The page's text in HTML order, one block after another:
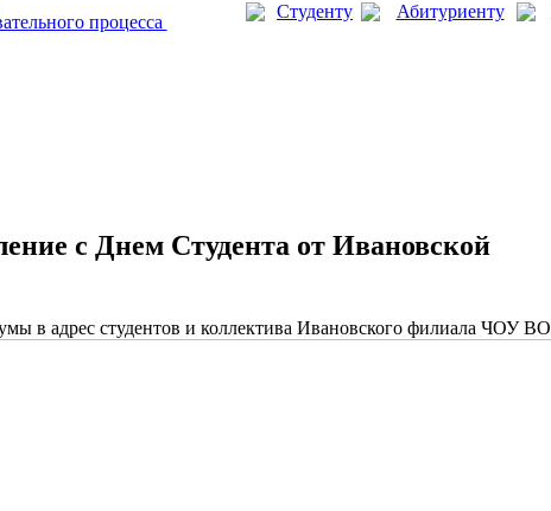
процесса
Студенту Абитуриенту
с Днем Студента от Ивановской
в адрес студентов и коллектива Ивановского филиала ЧОУ ВО